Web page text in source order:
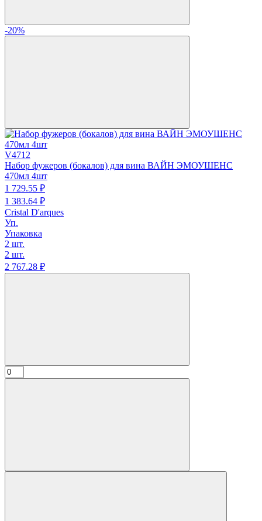
-20%
V4712
Набор фужеров (бокалов) для вина ВАЙН ЭМОУШЕНС
470мл 4шт
1 729.55 ₽
1 383.64 ₽
Cristal D'arques
Уп.
Упаковка
2 шт.
2 шт.
2 767.28 ₽